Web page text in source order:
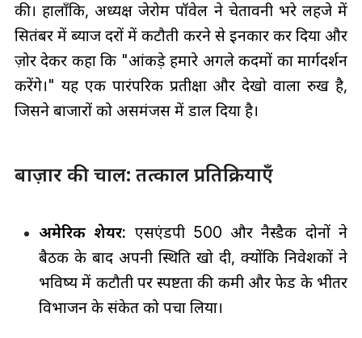
की। हालाँकि, अध्यक्ष जेरोम पॉवेल ने चेतावनी भरे लहजे में
सितंबर में ब्याज दरों में कटौती करने से इनकार कर दिया और
ज़ोर देकर कहा कि "आंकड़े हमारे अगले कदमों का मार्गदर्शन
करेंगे।" यह एक पारंपरिक प्रतीक्षा और देखो वाला रुख है,
जिसने बाजारों को असमंजस में डाल दिया है।
बाज़ार की चाल: तत्काल प्रतिक्रियाएँ
अमेरिकी शेयर: एसएंडपी 500 और नैस्डैक दोनों ने
बैठक के बाद अपनी स्थिति खो दी, क्योंकि निवेशकों ने
भविष्य में कटौती पर स्पष्टता की कमी और फेड के भीतर
विभाजन के संकेत को पचा लिया।